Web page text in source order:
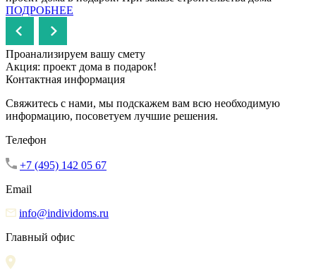
ПОДРОБНЕЕ
Проанализируем вашу смету
Акция: проект дома в подарок!
Контактная информация
Свяжитесь с нами, мы подскажем вам всю необходимую
информацию, посоветуем лучшие решения.
Телефон
+7 (495) 142 05 67
Email
info@individoms.ru
Главный офис